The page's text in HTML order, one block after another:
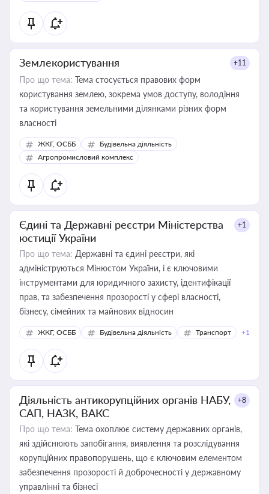
Землекористування +11
Про що тема: Тема стосується правових форм
користування землею, зокрема умов доступу, володіння
та користування земельними ділянками різних форм
власності
ЖКГ, ОСББ
Будівельна діяльність
Агропромисловий комплекс
Єдині та Державні реєстри Міністерства
юстиції України
+1
Про що тема: Державні та єдині реєстри, які
адмініструються Мінюстом України, і є ключовими
інструментами для юридичного захисту, ідентифікації
прав, та забезпечення прозорості у сфері власності,
бізнесу, сімейних та майнових відносин
ЖКГ, ОСББ Будівельна діяльність Транспорт +1
Діяльність антикорупційних органів НАБУ,
САП, НАЗК, ВАКС
+8
Про що тема: Тема охоплює систему державних органів,
які здійснюють запобігання, виявлення та розслідування
корупційних правопорушень, що є ключовим елементом
забезпечення прозорості й доброчесності у державному
управлінні та бізнесі